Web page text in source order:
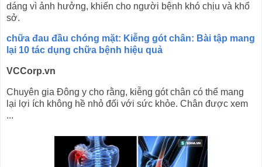
dáng vì ảnh hưởng, khiến cho người bệnh khó chịu và khổ
sở.
chữa đau đầu chóng mặt: Kiễng gót chân: Bài tập mang
lại 10 tác dụng chữa bệnh hiệu quả
VCCorp.vn
Chuyên gia Đông y cho rằng, kiễng gót chân có thể mang
lại lợi ích không hề nhỏ đối với sức khỏe. Chân được xem
...